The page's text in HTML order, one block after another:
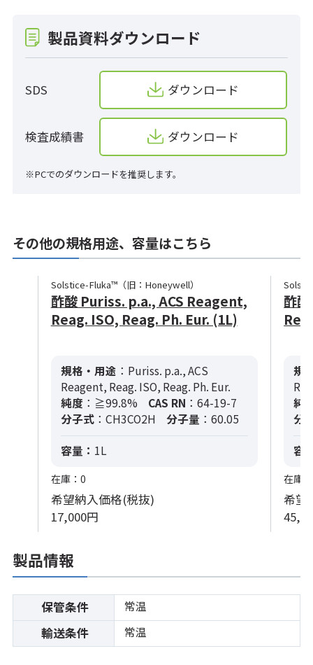
製品資料ダウンロード
SDS ダウンロード
検査成績書 ダウンロード
※PCでのダウンロードを推奨します。
その他の規格用途、容量はこちら
Solstice-Fluka™（旧：Honeywell）
酢酸 Puriss. p.a., ACS Reagent,
Reag. ISO, Reag. Ph. Eur. (1L)
規格・用途 ：Puriss. p.a., ACS
Reagent, Reag. ISO, Reag. Ph. Eur.
純度 ：≧99.8% CAS RN ：64-19-7
分子式：CH3CO2H 分子量 ：60.05
容量： 1L
在庫：0
希望納入価格(税抜)
17,000円
酢
規
純
分
容
在庫
希望
製品情報
保管条件 常温
輸送条件 常温